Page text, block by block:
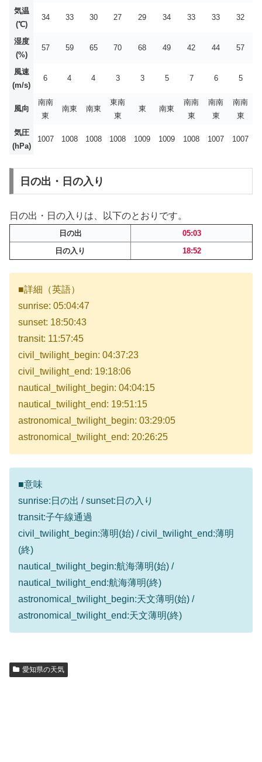
気温
(℃)
34 33 30 27 29 34 33 33 32
湿度
(%)
57 59 65 70 68 49 42 44 57
風速
(m/s)
6 4 4 3 3 5 7 6 5
風向
南南
東
南東 南東
東南
東
東 南東
南南
東
南南
東
南南
東
気圧
(hPa)
1007 1008 1008 1008 1009 1009 1008 1007 1007
日の出・日の入り
日の出・日の入りは、以下のとおりです。
日の出
05:03
日の入り
18:52
■詳細（英語）
sunrise: 05:04:47
sunset: 18:50:43
transit: 11:57:45
civil_twilight_begin: 04:37:23
civil_twilight_end: 19:18:06
nautical_twilight_begin: 04:04:15
nautical_twilight_end: 19:51:15
astronomical_twilight_begin: 03:29:05
astronomical_twilight_end: 20:26:25
■意味
sunrise:日の出 / sunset:日の入り
transit:子午線通過
civil_twilight_begin:薄明(始) / civil_twilight_end:薄明
(終)
nautical_twilight_begin:航海薄明(始) /
nautical_twilight_end:航海薄明(終)
astronomical_twilight_begin:天文薄明(始) /
astronomical_twilight_end:天文薄明(終)
愛知県の天気